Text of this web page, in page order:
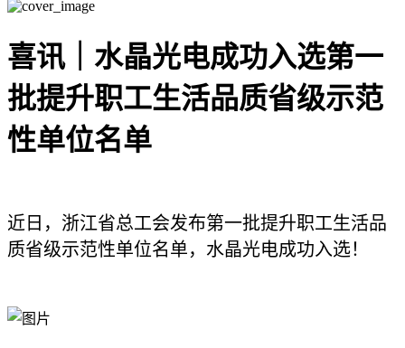
喜讯｜水晶光电成功入选第一
批提升职工生活品质省级示范
性单位名单
近日，浙江省总工会发布第一批提升职工生活品
质省级示范性单位名单，水晶光电成功入选！